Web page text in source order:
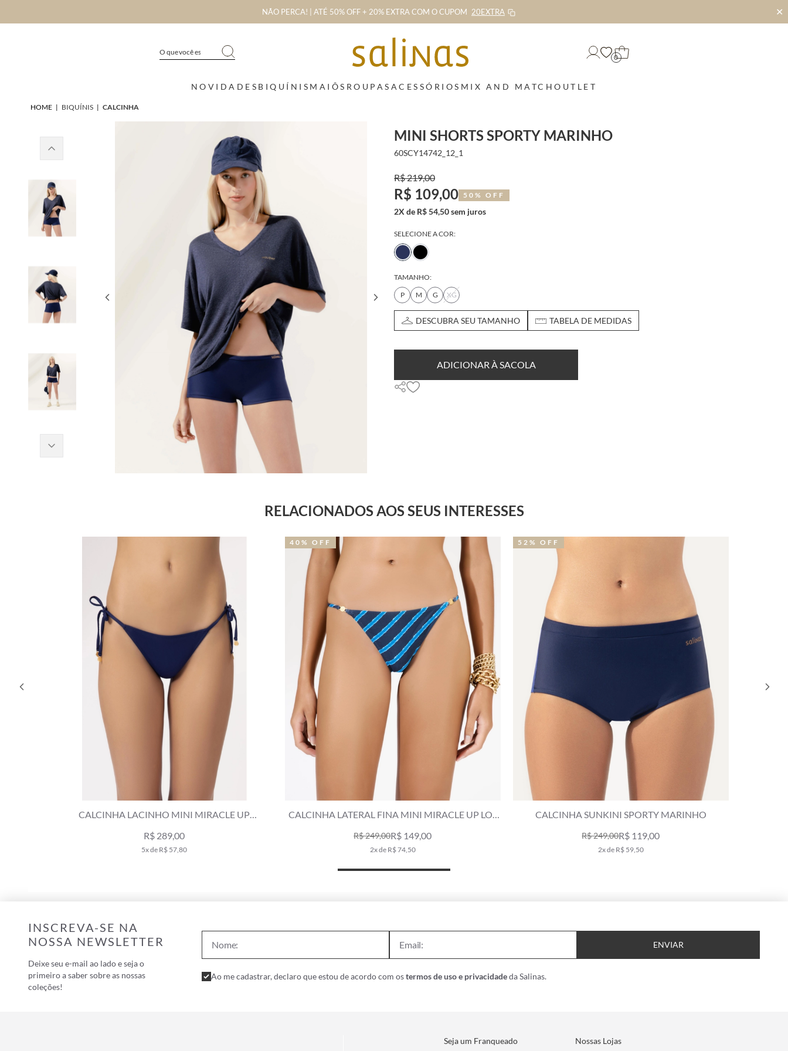
NÃO PERCA! | ATÉ 50% OFF + 20% EXTRA COM O CUPOM 20EXTRA ✕
0
NOVIDADES BIQUÍNIS MAIÔS ROUPAS ACESSÓRIOS MIX AND MATCHOUTLET
HOME | BIQUÍNIS | CALCINHA
MINI SHORTS SPORTY MARINHO
60SCY14742_12_1
R$ 219,00
R$ 109,00 50% OFF
2X de R$ 54,50 sem juros
SELECIONE A COR:
TAMANHO:
P
M G XG
DESCUBRA SEU TAMANHO TABELA DE MEDIDAS
ADICIONAR À SACOLA
RELACIONADOS AOS SEUS INTERESSES
CALCINHA LACINHO MINI MIRACLE UP
R$ 289,00
5x de R$ 57,80
CALCINHA LATERAL FINA MINI MIRACLE UP LOS
R$ 249,00R$ 149,00
2x de R$ 74,50
40% OFF
CALCINHA SUNKINI SPORTY MARINHO
R$ 249,00R$ 119,00
2x de R$ 59,50
52% OFF
INSCREVA-SE NA
NOSSA NEWSLETTER
Deixe seu e-mail ao lado e seja o
primeiro a saber sobre as nossas
coleções!
ENVIAR
Ao me cadastrar, declaro que estou de acordo com ostermos de uso e privacidadeda Salinas.
Seja um Franqueado Nossas Lojas